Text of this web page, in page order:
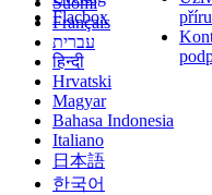
Français
עברית
हिन्दी
Hrvatski
Magyar
Bahasa Indonesia
Italiano
日本語
한국어
Flacbox